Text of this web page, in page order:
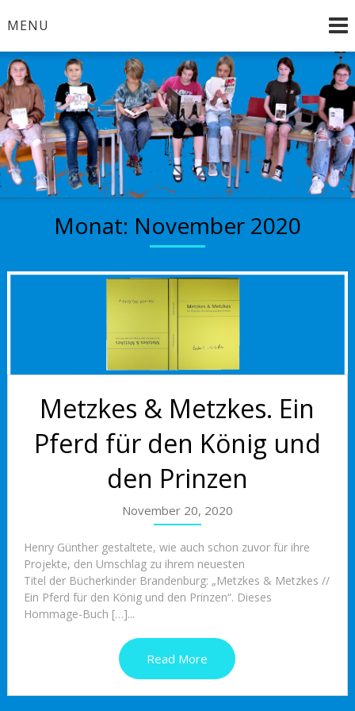
toMENU
Bücherkinder
Brandenburg an der Havel
Monat: November 2020
Metzkes & Metzkes. Ein
Pferd für den König und
den Prinzen
November 20, 2020
Henry Günther gestaltete, wie auch schon zuvor für ihre
Projekte, den Umschlag zu ihrem neuesten
Titel der Bücherkinder Brandenburg: „Metzkes & Metzkes //
Ein Pferd für den König und den Prinzen“. Dieses
Hommage-Buch […]...
Read More